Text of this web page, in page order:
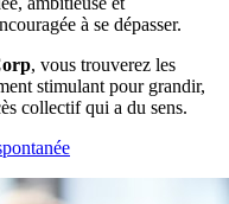
à se dépasser.
, vous trouverez les
stimulant pour grandir,
collectif qui a du sens.